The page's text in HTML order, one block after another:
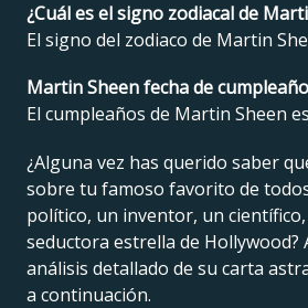
¿Cuál es el signo zodiacal de
El signo del zodiaco de Martin
Martin Sheen fecha de
El cumpleaños de Martin Sheen
¿Alguna vez has querido saber
sobre tu famoso favorito de todos
político, un inventor, un científico,
seductora estrella de Hollywood?
análisis detallado de su carta
a continuación.